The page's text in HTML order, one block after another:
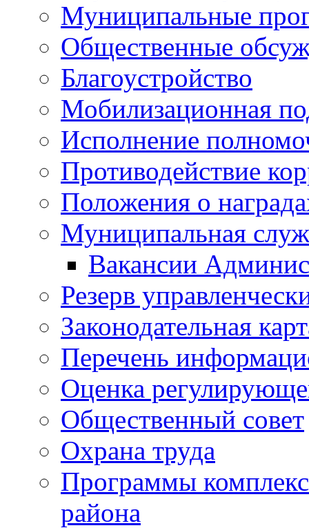
Муниципальные
Общественные
Благоустройство
Мобилизационная
Исполнение
Противодействие
Положения о
Муниципальная
Вакансии
Резерв
Законодательная
Перечень
Оценка
Общественный совет
Охрана труда
Программы
района